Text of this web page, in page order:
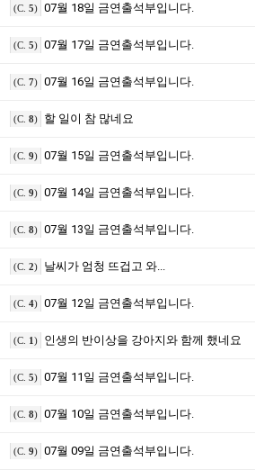
(C. 5) 07월 18일 금연출석부입니다.
(C. 5) 07월 17일 금연출석부입니다.
(C. 7) 07월 16일 금연출석부입니다.
(C. 8) 할 일이 참 많네요
(C. 9) 07월 15일 금연출석부입니다.
(C. 9) 07월 14일 금연출석부입니다.
(C. 8) 07월 13일 금연출석부입니다.
(C. 2) 날씨가 엄청 뜨겁고 와...
(C. 4) 07월 12일 금연출석부입니다.
(C. 1) 인생의 반이상을 강아지와 함께 했네요
(C. 5) 07월 11일 금연출석부입니다.
(C. 8) 07월 10일 금연출석부입니다.
(C. 9) 07월 09일 금연출석부입니다.